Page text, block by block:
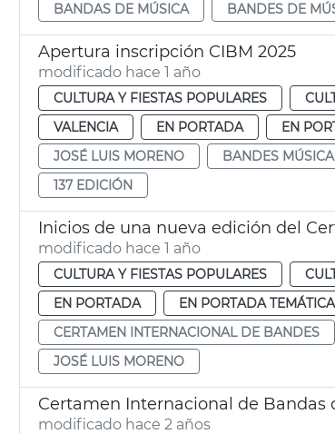
BANDAS DE MÚSICA
BANDES DE
Apertura inscripción CIBM 2025
modificado hace 1 año
CULTURA Y FIESTAS POPULARES
VALENCIA
EN PORTADA EN
JOSÉ LUIS MORENO
BANDES MÚSICA
137 EDICIÓN
modificado hace 1 año
CULTURA Y FIESTAS POPULARES
EN PORTADA
EN PORTADA TEMÁTICA
CERTAMEN INTERNACIONAL DE BANDES
JOSÉ LUIS MORENO
Certamen Internacional de Bandas
modificado hace 2 años